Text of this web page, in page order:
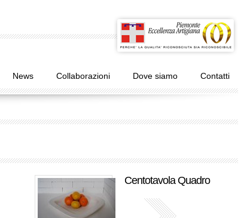
News Collaborazioni Dove siamo Contatti
Centotavola Quadro